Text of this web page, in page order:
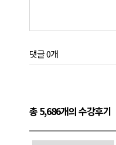
댓글 0개
총 5,686개의 수강후기